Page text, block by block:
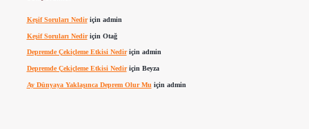
Keşif Soruları Nediriçin admin
Keşif Soruları Nediriçin Otağ
Depremde Çekiçleme Etkisi Nediriçin admin
Depremde Çekiçleme Etkisi Nediriçin Beyza
Ay Dünyaya Yaklaşınca Deprem Olur Mu için admin